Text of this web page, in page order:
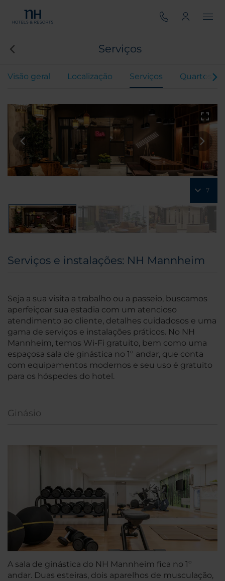
Serviços
Visão geral Localização Serviços Quartos
7
Serviços e instalações: NH Mannheim
Seja a sua visita a trabalho ou a passeio, buscamos
aperfeiçoar sua estadia com um atencioso
atendimento ao cliente, detalhes cuidadosos e uma
gama de serviços e instalações práticos. No NH
Mannheim, temos Wi-Fi gratuito, bem como uma
espaçosa sala de ginástica no 1º andar, que conta
com equipamentos modernos e seu uso é gratuito
para os hóspedes do hotel.
Ginásio
A sala de ginástica do NH Mannheim fica no 1º
andar. Duas esteiras, dois aparelhos de musculação,